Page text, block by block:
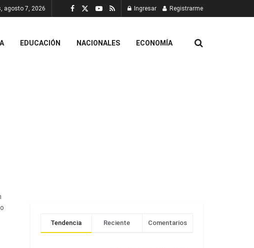
agosto 7, 2026 Ingresar Registrarme
EDUCACIÓN NACIONALES ECONOMÍA
Tendencia Reciente Comentarios